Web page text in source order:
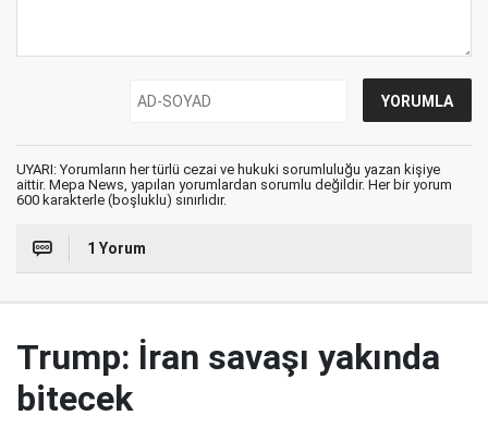
UYARI: Yorumların her türlü cezai ve hukuki sorumluluğu yazan kişiye
aittir. Mepa News, yapılan yorumlardan sorumlu değildir. Her bir yorum
600 karakterle (boşluklu) sınırlıdır.
1 Yorum
Trump: İran savaşı yakında
bitecek